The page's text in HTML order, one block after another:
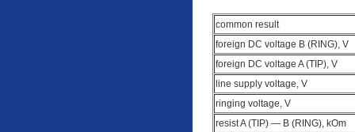
common result
foreign DC voltage B (RING), V
foreign DC voltage A (TIP), V
line supply voltage, V
ringing voltage, V
resist A (TIP) — B (RING), kOm